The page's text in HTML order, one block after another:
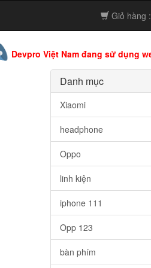
Giỏ hàng
Việt Nam đang sử dụng web:
Danh mục
Xiaomi
headphone
Oppo
linh kiện
iphone 111
Opp 123
bàn phím